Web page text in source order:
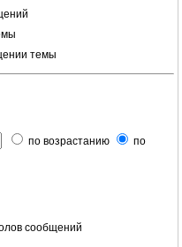
темы
по возрастанию
по
сообщений